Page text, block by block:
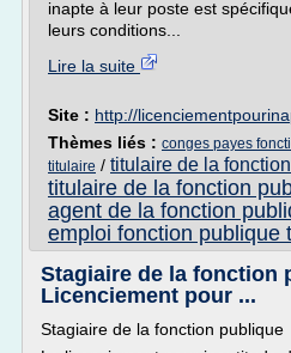
inapte à leur poste est
leurs conditions...
Lire la suite
Site : http://
Thèmes liés : conges payes
titulaire / titulaire de la
titulaire de la fonction
agent de la fonction
emploi fonction publique
Stagiaire de la fonction
Licenciement pour ...
Stagiaire de la fonction publique